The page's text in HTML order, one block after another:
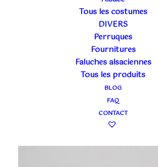
Tous les costumes
DIVERS
Perruques
Fournitures
Faluches alsaciennes
Tous les produits
BLOG
FAQ
CONTACT
Masques en métal ou dentelle
10 résultats affichés